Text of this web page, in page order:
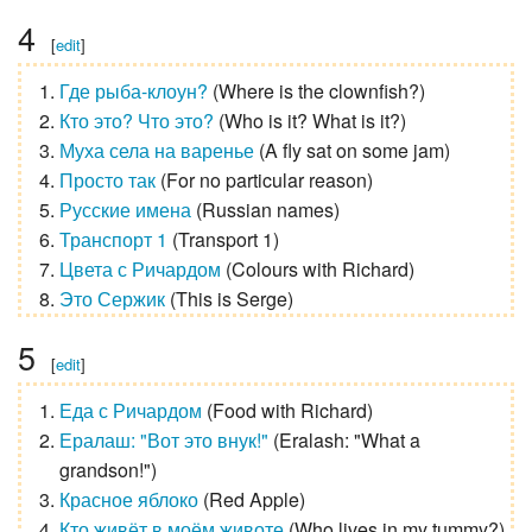
4 [edit]
Где рыба-клоун? (Where is the clownfish?)
Кто это? Что это? (Who is it? What is it?)
Муха села на варенье (A fly sat on some jam)
Просто так (For no particular reason)
Русские имена (Russian names)
Транспорт 1 (Transport 1)
Цвета с Ричардом (Colours with Richard)
Это Сержик (This is Serge)
5 [edit]
Еда с Ричардом (Food with Richard)
Ералаш: "Вот это внук!" (Eralash: "What a
grandson!")
Красное яблоко (Red Apple)